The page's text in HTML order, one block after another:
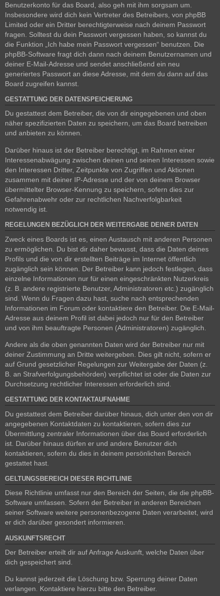
Benutzerkonto für das Board, also geh mit ihm sorgsam um.
Insbesondere wird dich kein Vertreter des Betreibers, von phpBB
Limited oder ein Dritter berechtigterweise nach deinem Passwort
fragen. Solltest du dein Passwort vergessen haben, so kannst du
die Funktion „Ich habe mein Passwort vergessen“ benutzen. Die
phpBB-Software fragt dich dann nach deinem Benutzernamen und
deiner E-Mail-Adresse und sendet anschließend ein neu
generiertes Passwort an diese Adresse, mit dem du dann auf das
Board zugreifen kannst.
GESTATTUNG DER DATENSPEICHERUNG
Du gestattest dem Betreiber, die von dir eingegebenen und oben
näher spezifizierten Daten zu speichern, um das Board betreiben
und anbieten zu können.
Darüber hinaus ist der Betreiber berechtigt, im Rahmen einer
Interessenabwägung zwischen deinen und seinen Interessen sowie
den Interessen Dritter, Zeitpunkte von Zugriffen und Aktionen
zusammen mit deiner IP-Adresse und der von deinem Browser
übermittelter Browser-Kennung zu speichern, sofern dies zur
Gefahrenabwehr oder zur rechtlichen Nachverfolgbarkeit
notwendig ist.
REGELUNGEN BEZÜGLICH DER WEITERGABE DEINER DATEN
Zweck eines Boards ist es, einen Austausch mit anderen Personen
zu ermöglichen. Du bist dir daher bewusst, dass die Daten deines
Profils und die von dir erstellten Beiträge im Internet öffentlich
zugänglich sein können. Der Betreiber kann jedoch festlegen, dass
einzelne Informationen nur für einen eingeschränkten Nutzerkreis
(z. B. andere registrierte Benutzer, Administratoren etc.) zugänglich
sind. Wenn du Fragen dazu hast, suche nach entsprechenden
Informationen im Forum oder kontaktiere den Betreiber. Die E-Mail-
Adresse aus deinem Profil ist dabei jedoch nur für den Betreiber
und von ihm beauftragte Personen (Administratoren) zugänglich.
Andere als die oben genannten Daten wird der Betreiber nur mit
deiner Zustimmung an Dritte weitergeben. Dies gilt nicht, sofern er
auf Grund gesetzlicher Regelungen zur Weitergabe der Daten (z.
B. an Strafverfolgungsbehörden) verpflichtet ist oder die Daten zur
Durchsetzung rechtlicher Interessen erforderlich sind.
GESTATTUNG DER KONTAKTAUFNAHME
Du gestattest dem Betreiber darüber hinaus, dich unter den von dir
angegebenen Kontaktdaten zu kontaktieren, sofern dies zur
Übermittlung zentraler Informationen über das Board erforderlich
ist. Darüber hinaus dürfen er und andere Benutzer dich
kontaktieren, sofern du dies in deinem persönlichen Bereich
gestattet hast.
GELTUNGSBEREICH DIESER RICHTLINIE
Diese Richtlinie umfasst nur den Bereich der Seiten, die die phpBB-
Software umfassen. Sofern der Betreiber in anderen Bereichen
seiner Software weitere personenbezogene Daten verarbeitet, wird
er dich darüber gesondert informieren.
AUSKUNFTSRECHT
Der Betreiber erteilt dir auf Anfrage Auskunft, welche Daten über
dich gespeichert sind.
Du kannst jederzeit die Löschung bzw. Sperrung deiner Daten
verlangen. Kontaktiere hierzu bitte den Betreiber.